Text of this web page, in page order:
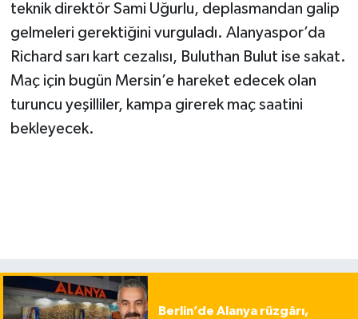
teknik direktör Sami Uğurlu, deplasmandan galip
gelmeleri gerektiğini vurguladı. Alanyaspor’da
Richard sarı kart cezalısı, Buluthan Bulut ise sakat.
Maç için bugün Mersin’e hareket edecek olan
turuncu yeşilliler, kampa girerek maç saatini
bekleyecek.
Berlin’de Alanya rüzgârı,